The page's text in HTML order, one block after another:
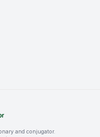
and conjugator.